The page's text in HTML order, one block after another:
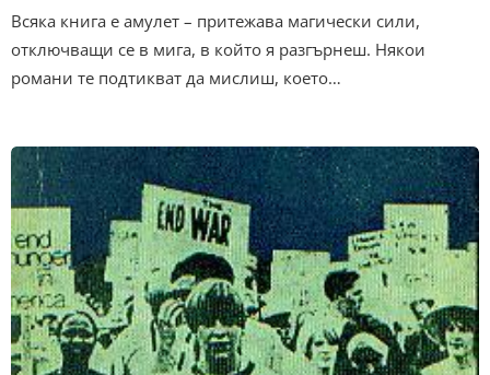
Всяка книга е амулет – притежава магически сили,
отключващи се в мига, в който я разгърнеш. Някои
романи те подтикват да мислиш, което…